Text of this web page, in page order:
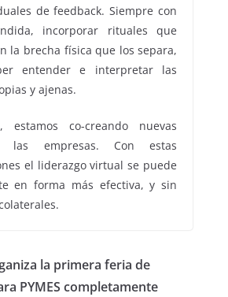
de feedback. Siempre con
incorporar rituales que
la brecha física que los separa,
entender e interpretar las
y ajenas.
estamos co-creando nuevas
las empresas. Con estas
el liderazgo virtual se puede
en forma más efectiva, y sin
la primera feria de
PYMES completamente